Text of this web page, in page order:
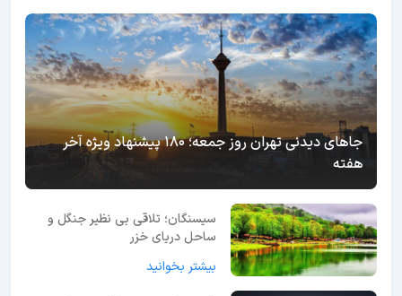
جاهای دیدنی تهران روز جمعه؛ 180 پیشنهاد ویژه آخر
هفته
سیسنگان؛ تلاقی بی نظیر جنگل و
ساحل دریای خزر
بیشتر بخوانید